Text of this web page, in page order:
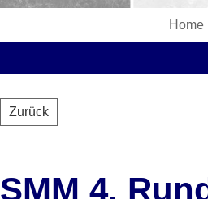
Home
Zurück
SMM 4.